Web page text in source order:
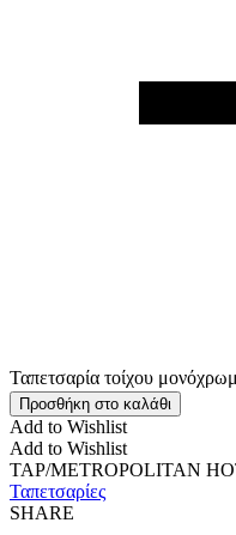
Ταπετσαρία τοίχου
Προσθήκη στο καλάθι
Add to Wishlist
Add to Wishlist
TAP/METROPOLITAN
Ταπετσαρίες
SHARE